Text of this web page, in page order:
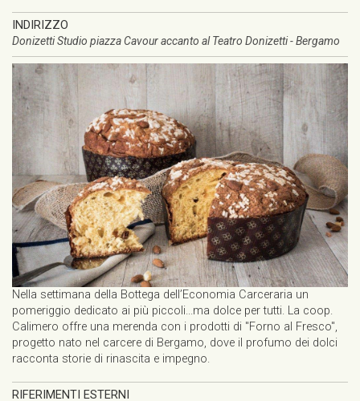
INDIRIZZO
Donizetti Studio piazza Cavour accanto al Teatro Donizetti - Bergamo
Nella settimana della Bottega dell’Economia Carceraria un
pomeriggio dedicato ai più piccoli...ma dolce per tutti. La coop.
Calimero offre una merenda con i prodotti di "Forno al Fresco",
progetto nato nel carcere di Bergamo, dove il profumo dei dolci
racconta storie di rinascita e impegno.
RIFERIMENTI ESTERNI